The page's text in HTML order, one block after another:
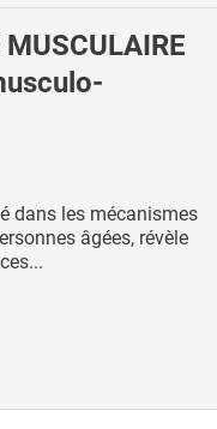
dans les mécanismes
âgées, révèle